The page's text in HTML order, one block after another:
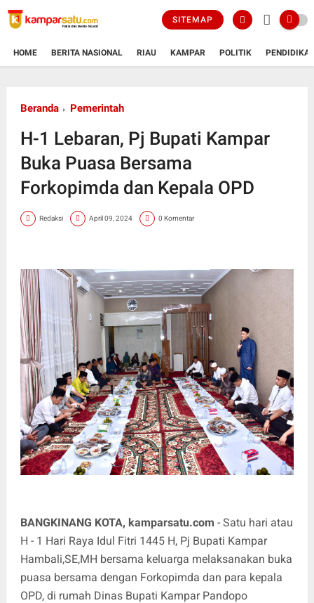
SITEMAP
HOME BERITA NASIONAL RIAU KAMPAR POLITIK
Beranda Pemerintah
H-1 Lebaran, Pj Bupati Kampar
Buka Puasa Bersama
Forkopimda dan Kepala OPD
Redaksi April 09, 2024 0 Komentar
BANGKINANG KOTA, kamparsatu.com - Satu hari atau
H - 1 Hari Raya Idul Fitri 1445 H, Pj Bupati Kampar
Hambali,SE,MH bersama keluarga melaksanakan buka
puasa bersama dengan Forkopimda dan para kepala
OPD, di rumah Dinas Bupati Kampar Pandopo